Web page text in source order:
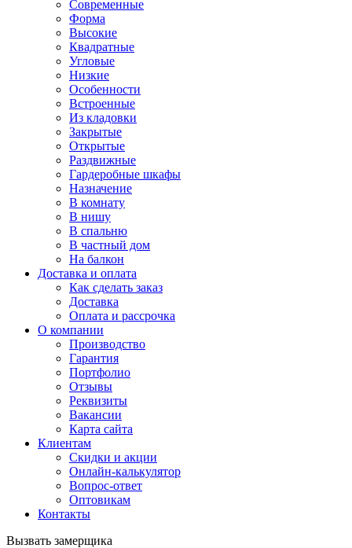
Современные
Форма
Высокие
Квадратные
Угловые
Низкие
Особенности
Встроенные
Из кладовки
Закрытые
Открытые
Раздвижные
Гардеробные шкафы
Назначение
В комнату
В нишу
В спальню
В частный дом
На балкон
Доставка и оплата
Как сделать заказ
Доставка
Оплата и рассрочка
О компании
Производство
Гарантия
Портфолио
Отзывы
Реквизиты
Вакансии
Карта сайта
Клиентам
Скидки и акции
Онлайн-калькулятор
Вопрос-ответ
Оптовикам
Контакты
Вызвать замерщика